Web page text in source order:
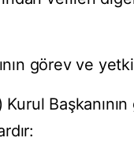
görev ve
Kurul